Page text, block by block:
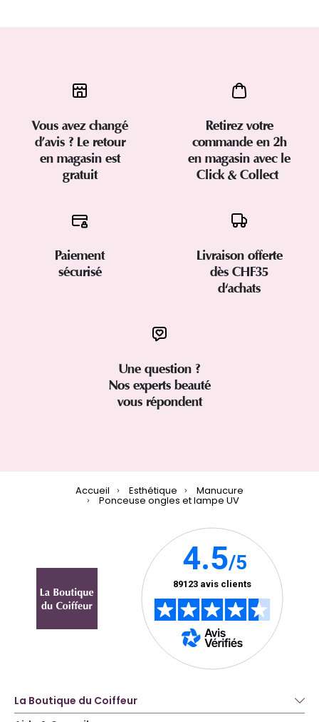
Vous avez changé
d’avis ? Le retour
en magasin est
gratuit
Retirez votre
commande en 2h
en magasin avec le
Click & Collect
Paiement
sécurisé
Livraison offerte
dès CHF35
d'achats
Une question ?
Nos experts beauté
vous répondent
Accueil Esthétique Manucure
Ponceuse ongles et lampe UV
La Boutique du Coiffeur